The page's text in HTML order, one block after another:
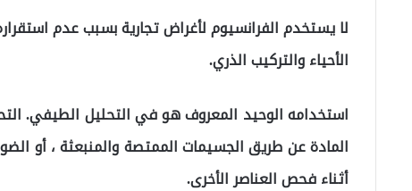
لا يستخدم الفرانسيوم لأغراض تجارية بسبب عدم
الأحياء والتركيب الذري.
استخدامه الوحيد المعروف هو في التحليل الطيفي.
المادة عن طريق الجسيمات الممتصة والمنبعثة ، أو
أثناء فحص العناصر الأخرى.